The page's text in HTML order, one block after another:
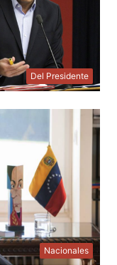
Del Presidente
Nacionales